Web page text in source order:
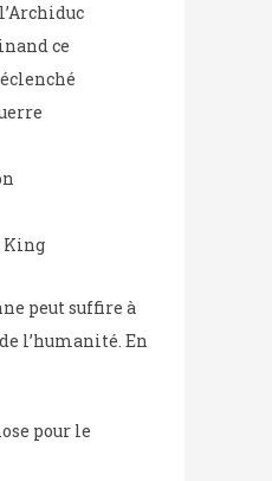
ce
peut suffire à
l’humanité. En
pour le